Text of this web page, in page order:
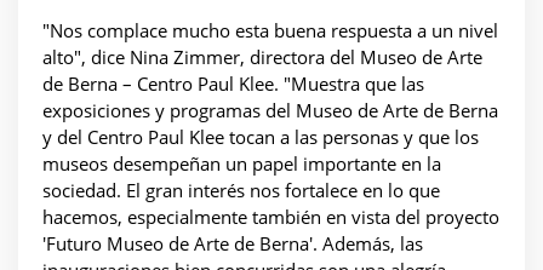
"Nos complace mucho esta buena respuesta a un nivel
alto", dice Nina Zimmer, directora del Museo de Arte
de Berna – Centro Paul Klee. "Muestra que las
exposiciones y programas del Museo de Arte de Berna
y del Centro Paul Klee tocan a las personas y que los
museos desempeñan un papel importante en la
sociedad. El gran interés nos fortalece en lo que
hacemos, especialmente también en vista del proyecto
'Futuro Museo de Arte de Berna'. Además, las